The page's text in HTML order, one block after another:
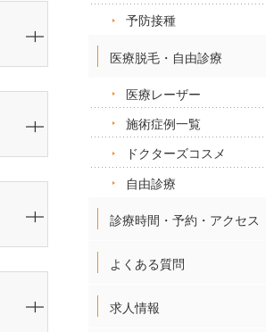
予防接種
医療脱毛・自由診療
医療レーザー
施術症例一覧
ドクターズコスメ
自由診療
診療時間・予約・アクセス
よくある質問
求人情報